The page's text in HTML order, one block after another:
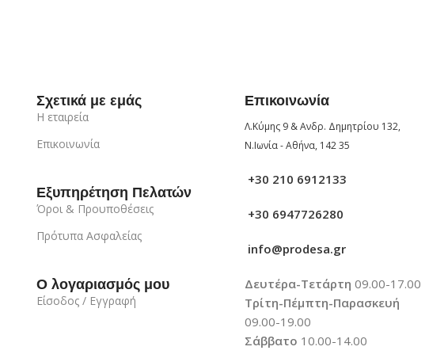
Σχετικά με εμάς
Η εταιρεία
Επικοινωνία
Εξυπηρέτηση Πελατών
Όροι & Προυποθέσεις
Πρότυπα Ασφαλείας
Ο λογαριασμός μου
Είσοδος / Εγγραφή
Επικοινωνία
Λ.Κύμης 9 & Ανδρ. Δημητρίου 132,
Ν.Ιωνία - Αθήνα, 142 35
+30 210 6912133
+30 6947726280
info@prodesa.gr
Δευτέρα-Τετάρτη 09.00-17.00
Τρίτη-Πέμπτη-Παρασκευή
09.00-19.00
Σάββατο 10.00-14.00